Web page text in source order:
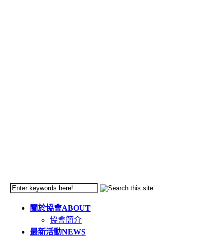
關於協會ABOUT
協會簡介
最新活動NEWS